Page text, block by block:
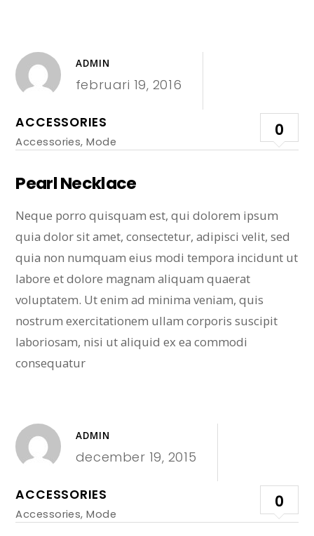
ADMIN
februari 19, 2016
ACCESSORIES
Accessories,Mode
0
Pearl Necklace
Neque porro quisquam est, qui dolorem ipsum
quia dolor sit amet, consectetur, adipisci velit, sed
quia non numquam eius modi tempora incidunt ut
labore et dolore magnam aliquam quaerat
voluptatem. Ut enim ad minima veniam, quis
nostrum exercitationem ullam corporis suscipit
laboriosam, nisi ut aliquid ex ea commodi
consequatur
ADMIN
december 19, 2015
ACCESSORIES
Accessories,Mode
0